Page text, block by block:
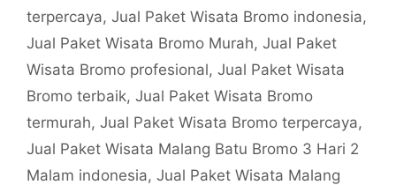
terpercaya, Jual Paket Wisata Bromo indonesia,
Jual Paket Wisata Bromo Murah, Jual Paket
Wisata Bromo profesional, Jual Paket Wisata
Bromo terbaik, Jual Paket Wisata Bromo
termurah, Jual Paket Wisata Bromo terpercaya,
Jual Paket Wisata Malang Batu Bromo 3 Hari 2
Malam indonesia, Jual Paket Wisata Malang